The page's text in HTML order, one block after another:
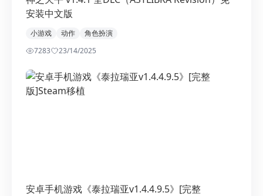
安装中文版
小游戏 动作
角色扮演
7283
23/14/2025
安卓手机游戏《泰拉瑞亚v1.4.4.9.5》[完整